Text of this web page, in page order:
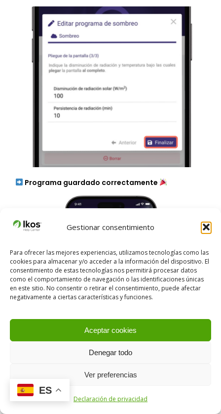
Gestionar consentimiento
Para ofrecer las mejores experiencias, utilizamos tecnologías como las
cookies para almacenar y/o acceder a la información del dispositivo. El
consentimiento de estas tecnologías nos permitirá procesar datos
como el comportamiento de navegación o las identificaciones únicas
en este sitio. No consentir o retirar el consentimiento, puede afectar
negativamente a ciertas características y funciones.
Aceptar cookies
Denegar todo
Ver preferencias
Declaración de privacidad
Programa guardado correctamente
ES